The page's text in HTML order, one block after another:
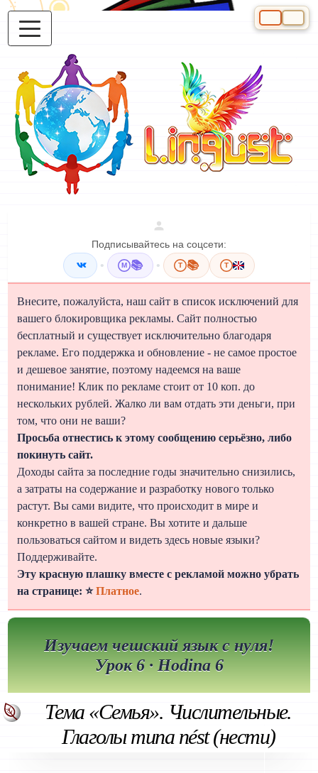
Подписывайтесь на соцсети:
• M 📚 • T 📚 T
Внесите, пожалуйста, наш сайт в список исключений для
вашего блокировщика рекламы. Сайт полностью
бесплатный и существует исключительно благодаря
рекламе. Его поддержка и обновление - не самое простое
и дешевое занятие, поэтому надеемся на ваше
понимание! Клик по рекламе стоит от 10 коп. до
нескольких рублей. Жалко ли вам отдать эти деньги, при
том, что они не ваши?
Просьба отнестись к этому сообщению серьёзно, либо
покинуть сайт.
Доходы сайта за последние годы значительно снизились,
а затраты на содержание и разработку нового только
растут. Вы сами видите, что происходит в мире и
конкретно в вашей стране. Вы хотите и дальше
пользоваться сайтом и видеть здесь новые языки?
Поддерживайте.
Эту красную плашку вместе с рекламой можно убрать
на странице: ⭐Платное.
Изучаем чешский язык с нуля!
Урок 6 · Hodina 6
Тема «Семья». Числительные.
Глаголы типа nést (нести)